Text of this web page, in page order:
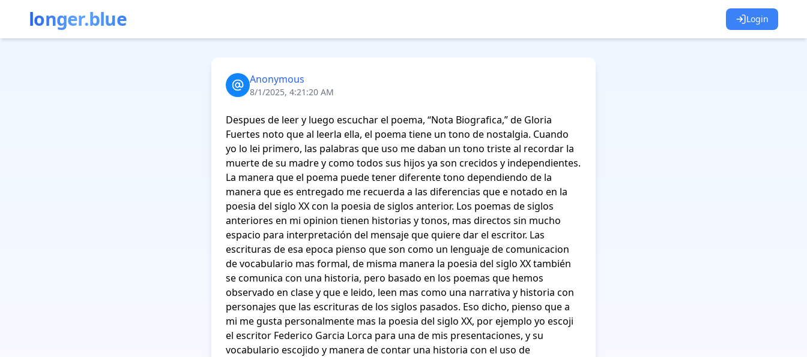
longer.blue Login
Anonymous
8/1/2025, 4:21:20 AM
Despues de leer y luego escuchar el poema, “Nota Biografica,” de Gloria
Fuertes noto que al leerla ella, el poema tiene un tono de nostalgia. Cuando
yo lo lei primero, las palabras que uso me daban un tono triste al recordar la
muerte de su madre y como todos sus hijos ya son crecidos y independientes.
La manera que el poema puede tener diferente tono dependiendo de la
manera que es entregado me recuerda a las diferencias que e notado en la
poesia del siglo XX con la poesia de siglos anterior. Los poemas de siglos
anteriores en mi opinion tienen historias y tonos, mas directos sin mucho
espacio para interpretación del mensaje que quiere dar el escritor. Las
escrituras de esa epoca pienso que son como un lenguaje de comunicacion
de vocabulario mas formal, de misma manera la poesia del siglo XX también
se comunica con una historia, pero basado en los poemas que hemos
observado en clase y que e leido, leen mas como una narrativa y historia con
personajes que las escrituras de los siglos pasados. Eso dicho, pienso que a
mi me gusta personalmente mas la poesia del siglo XX, por ejemplo yo escoji
el escritor Federico Garcia Lorca para una de mis presentaciones, y su
vocabulario escojido y manera de contar una historia con el uso de